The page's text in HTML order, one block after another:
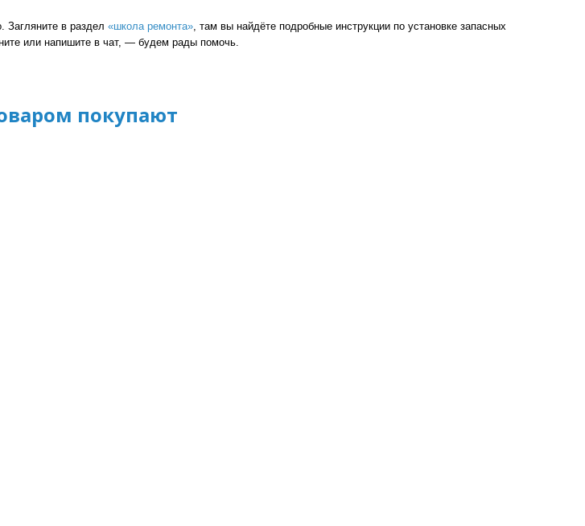
Загляните в раздел «школа ремонта» , там вы найдёте подробные инструкции по установке запасных
или напишите в чат, — будем рады помочь.
покупают